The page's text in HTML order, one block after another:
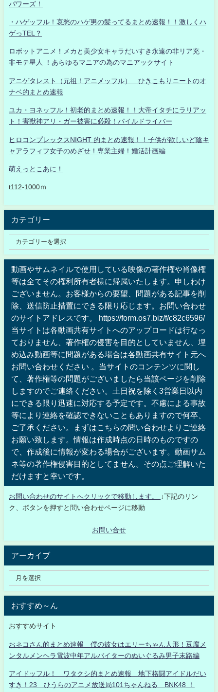
パワーズ！
・ハゲッフル！哀愁のハゲ男の髪ってるまとめ速報！！激しくハ
ゲっTEL？
ロボットアニメ！メカと美少女キャラだいすき永遠の非リア充・
非モテ星人 ！あらゆるマニアの為のマニアックサイト
アニゲタレスト（元祖！アニメッフル） ひきこもりニートのオ
ナベ的まとめ速報
ユカ・ヨネッフル！初老的まとめ速報！！大帝イタチにラリアッ
ト！害獣神アリ・ガー被害に必殺！パイルドライバー
ヒロコンプレックスNIGHT 的まとめ速報！！子供が欲しいど陰キ
ャアラフィフ女子のめざせ！専業主婦！婚活計画編
萌えっとこあに！
t112-1000ｍ
カテゴリー
動画やサムネイルで使用している映像の著作権や肖像権
等は全てその権利所有者様に帰属いたします。申しわけ
ございません。お客様からの要望、問題がある記事を削
除、送信防止措置にできる限り応じます。お問い合わせ
のサイトアドレスです。 https://form.os7.biz/f/c82c6596/
当サイトは各動画共有サイトへのアップロードは行なっ
ておりません、著作権の侵害を目的としていません、埋
め込み動画等に問題がある場合は各動画共有サイト元へ
お問い合わせください 。当サイトのコンテンツに関し
て、著作権等の問題がございましたら当該ページを削除
しますのでご連絡ください。土日祝を除く3営業日以内
にできる限り迅速に対応する予定です。不慮による事故
等により連絡を確認できないこともありますので何卒、
ご了承ください。まずはこちらの問い合わせよりご連絡
お願い致します。情報は作成時点の日時のものですの
で、作成後に情報が変わる場合がございます。動画サム
ネ等の著作権侵害目的としてません。その点ご理解いた
だけますと幸いです。
お問い合わせのサイトへクリックで移動します。
↓下記のリン
ク、ボタンを押すと問い合わせページに移動
お問い合せ
アーカイブ
おすすめ～ん
おすすめサイト
おネコさん的まとめ速報 僕の彼女はエリーちゃん人形！豆腐メ
ンタルメンヘラ電波中年アルバイターのぬいぐるみ男子末路編
アイドッフル！ ワタクシ的まとめ速報 地下格闘アイドルだい
すき！23 ひうらのアニメ放送局101ちゃんねる BNK48 ！